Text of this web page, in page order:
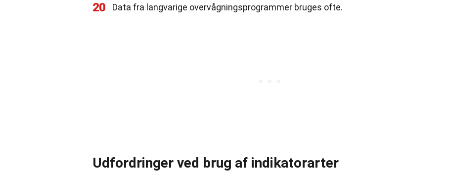
20 Data fra langvarige overvågningsprogrammer bruges ofte.
Udfordringer ved brug af indikatorarter